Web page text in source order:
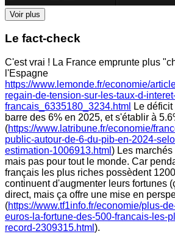
Voir plus
Le fact-check
C'est vrai ! La France emprunte plus
l'Espagne
https://www.lemonde.fr/economie/
regain-de-tension-sur-les-taux-d-
francais_6335180_3234.html
Le
barre des 6% en 2025, et s'établir à
(https://www.latribune.fr/economie/
public-autour-de-6-du-pib-en-2024-
estimation-1006913.html ) Les
mais pas pour tout le monde. Car
français les plus riches possèdent
continuent d'augmenter leurs fortunes
direct, mais ça offre une mise en
(https://www.tf1info.fr/economie/plus-
euros-la-fortune-des-500-francais-les-
record-2309315.html ).